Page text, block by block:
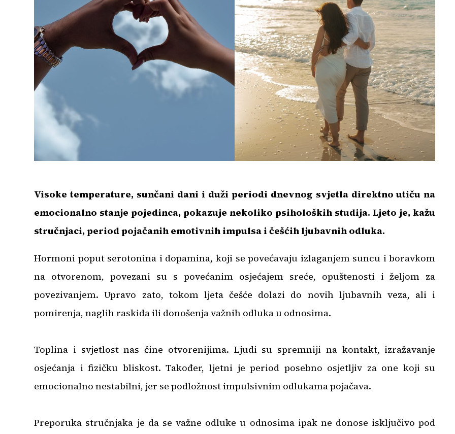
Visoke temperature, sunčani dani i duži periodi dnevnog svjetla direktno utiču na
emocionalno stanje pojedinca, pokazuje nekoliko psiholoških studija. Ljeto je, kažu
stručnjaci, period pojačanih emotivnih impulsa i češćih ljubavnih odluka.
Hormoni poput serotonina i dopamina, koji se povećavaju izlaganjem suncu i boravkom
na otvorenom, povezani su s povećanim osjećajem sreće, opuštenosti i željom za
povezivanjem. Upravo zato, tokom ljeta češće dolazi do novih ljubavnih veza, ali i
pomirenja, naglih raskida ili donošenja važnih odluka u odnosima.
Toplina i svjetlost nas čine otvorenijima. Ljudi su spremniji na kontakt, izražavanje
osjećanja i fizičku bliskost. Također, ljetni je period posebno osjetljiv za one koji su
emocionalno nestabilni, jer se podložnost impulsivnim odlukama pojačava.
Preporuka stručnjaka je da se važne odluke u odnosima ipak ne donose isključivo pod